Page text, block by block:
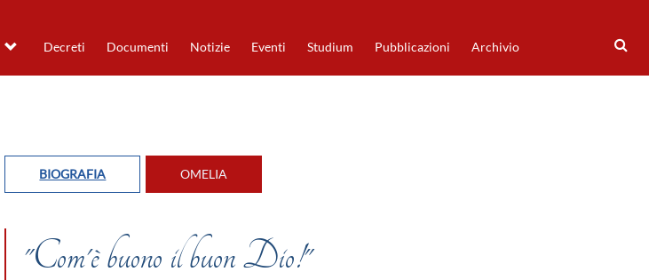
Decreti Documenti Notizie Eventi Studium Pubblicazioni Archivio
BIOGRAFIA OMELIA
"Com'è buono il buon Dio!"